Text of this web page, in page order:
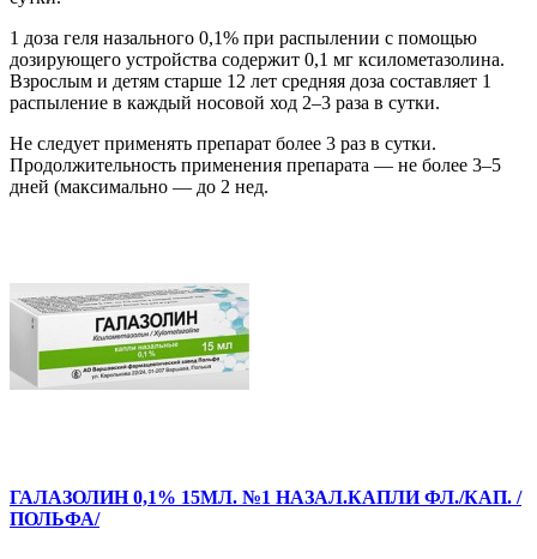
1 доза геля назального 0,1% при распылении с помощью
дозирующего устройства содержит 0,1 мг ксилометазолина.
Взрослым и детям старше 12 лет средняя доза составляет 1
распыление в каждый носовой ход 2–3 раза в сутки.
Не следует применять препарат более 3 раз в сутки.
Продолжительность применения препарата — не более 3–5
дней (максимально — до 2 нед.
ГАЛАЗОЛИН 0,1% 15МЛ. №1 НАЗАЛ.КАПЛИ ФЛ./КАП. /
ПОЛЬФА/